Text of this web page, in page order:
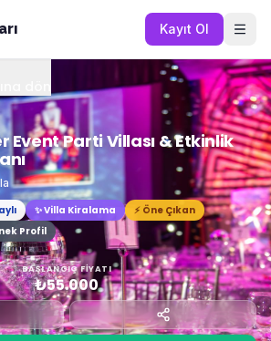
Kayıt Ol
Event Parti Villası & Etkinlik
✨Villa Kiralama
⚡ Öne Çıkan
Profil
BAŞLANGIÇ FIYATI
₺55.000